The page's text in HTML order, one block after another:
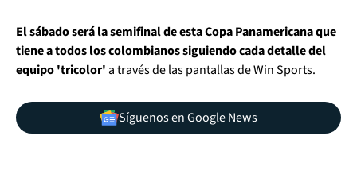
El sábado será la semifinal de esta Copa Panamericana que
tiene a todos los colombianos siguiendo cada detalle del
equipo 'tricolor'a través de las pantallas de Win Sports.
Síguenos en Google News